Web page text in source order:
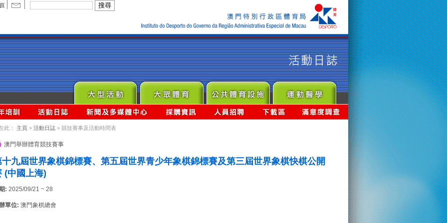
此： 主頁 > 活動日誌 > 競技賽事及活動時間表
澳門舉辦體育競技賽事
十九屆世界象棋錦標賽、第五屆世界青少年象棋錦標賽及第三屆世界象棋快棋公開
(中國上海)
: 2025/09/21 ~ 28
單位: 澳門象棋總會